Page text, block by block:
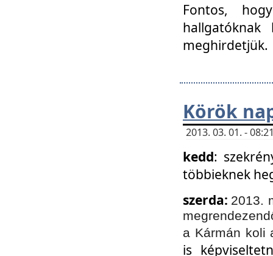
Fontos,
meghirdetjük.
Körök
2013. 03. 01. -
kedd:
többieknek
szerda: 2013.
a Kármán koli
is